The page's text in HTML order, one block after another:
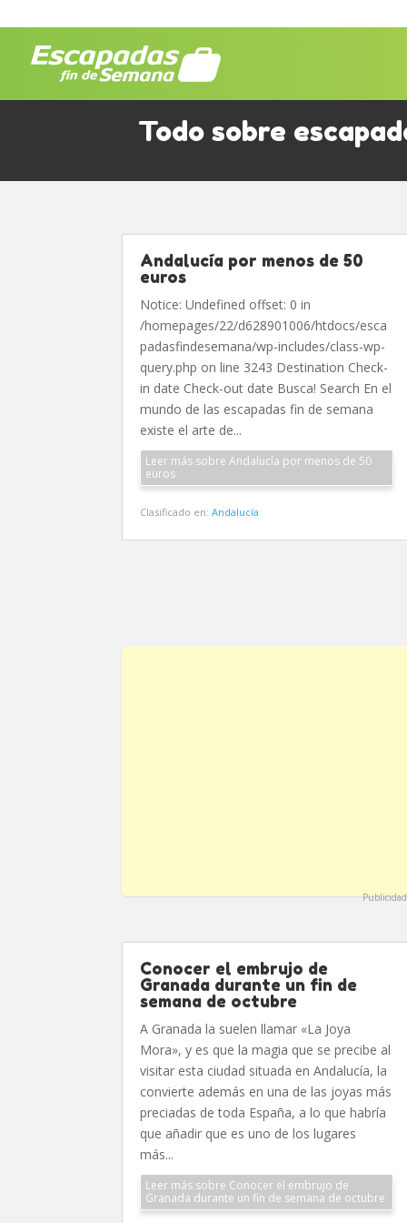
Todo sobre
Andalucía por menos de 50
euros
Notice: Undefined offset: 0 in
/homepages/22/d628901006/htdocs/esca
padasfindesemana/wp-includes/class-wp-
query.php on line 3243 Destination Check-
in date Check-out date Busca! Search En el
mundo de las escapadas fin de semana
existe el arte de...
Leer más sobre Andalucía por menos de 50
euros
Clasificado en:Andalucía
Publicidad
Conocer el embrujo de
Granada durante un fin de
semana de octubre
A Granada la suelen llamar «La Joya
Mora», y es que la magia que se precibe al
visitar esta ciudad situada en Andalucía, la
convierte además en una de las joyas más
preciadas de toda España, a lo que habría
que añadir que es uno de los lugares
más...
Leer más sobre Conocer el embrujo de
Granada durante un fin de semana de octubre